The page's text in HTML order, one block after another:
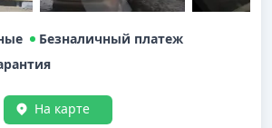
Безналичный платеж
На карте